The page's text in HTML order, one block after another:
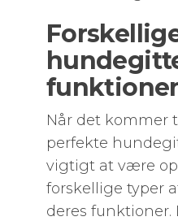
funktioner
Når det kommer
perfekte
vigtigt at være
forskellige typer
deres funktioner.